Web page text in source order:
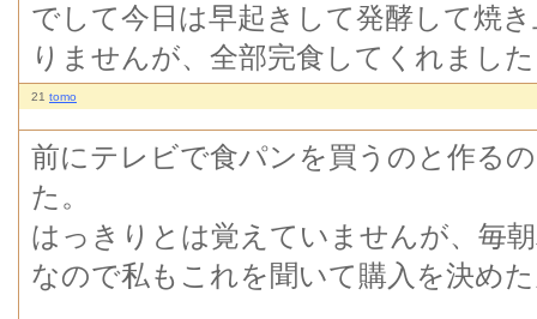
でして今日は早起きして発酵して焼
りませんが、全部完食してくれまし
21 tomo
前にテレビで食パンを買うのと作る
た。
はっきりとは覚えていませんが、毎
なので私もこれを聞いて購入を決め